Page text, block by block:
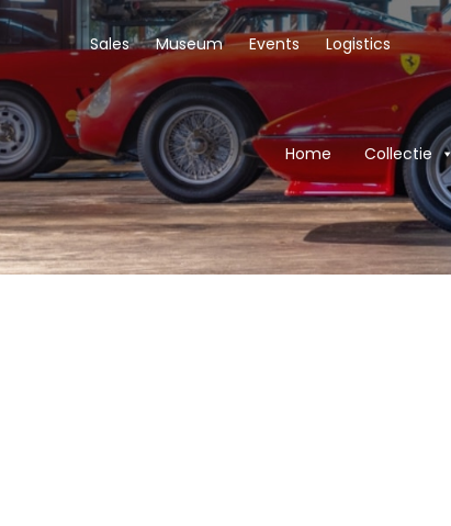
Sales Museum Events Logistics
Home Collectie